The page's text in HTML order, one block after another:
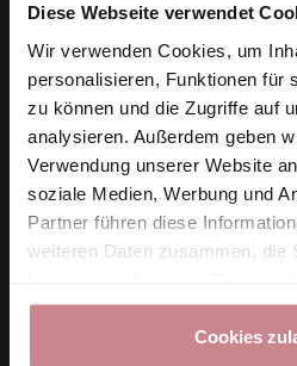
Diese Webseite verwendet
Wir verwenden Cookies, um
personalisieren, Funktionen für
zu können und die Zugriffe auf
analysieren. Außerdem geben
Verwendung unserer Website
soziale Medien, Werbung und
Partner führen diese
weiteren Daten zusammen, die
gesammelt haben.
Cookies